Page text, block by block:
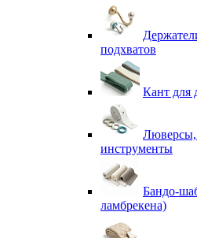
подхватов
Кант для
Люверсы,
инструменты
Бандо-
ламбрекена)